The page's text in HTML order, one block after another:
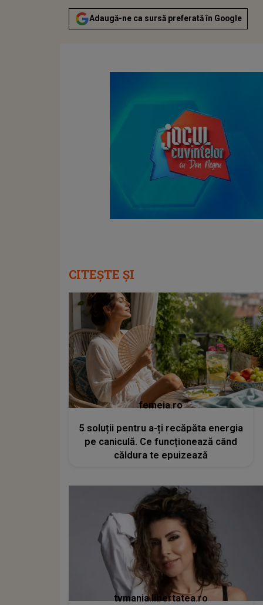
Adaugă-ne ca sursă preferată în Google
CITEȘTE ȘI
femeia.ro
5 soluții pentru a-ți recăpăta energia
pe caniculă. Ce funcționează când
căldura te epuizează
tvmania.libertatea.ro